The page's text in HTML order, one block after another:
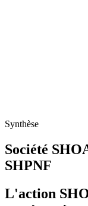
Synthèse
Société
SHPNF
L'action